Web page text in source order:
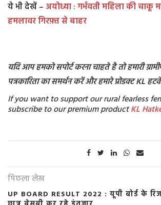
ये भी देखें – अयोध्या : गर्भवती महिला की चाकू
हमलावर गिरफ़्त से बाहर
यदि आप हमको सपोर्ट करना चाहते है तो हमारी
पत्रकारिता का समर्थन करें और हमारे प्रोडक्ट KL
If you want to support our rural fearless
subscribe to our premium productKL
पिछला लेख
UP BOARD RESULT 2022 : यूपी बोर्ड के